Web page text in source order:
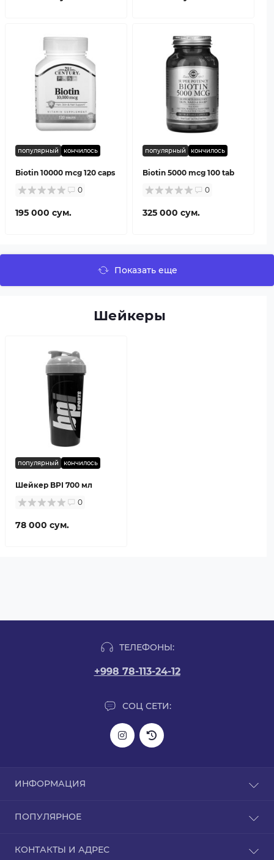
популярный кончилось
Biotin 10000 mcg 120 caps
0
195 000 сум.
популярный кончилось
Biotin 5000 mcg 100 tab
0
325 000 сум.
Показать еще
Шейкеры
популярный кончилось
Шейкер BPI 700 мл
0
78 000 сум.
ТЕЛЕФОНЫ:
+998 78-113-24-12
СОЦ СЕТИ:
ИНФОРМАЦИЯ
О нас
Гарантия на товар
ПОПУЛЯРНОЕ
Аргинин
КОНТАКТЫ И АДРЕС